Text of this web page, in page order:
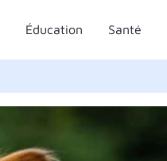
Éducation Santé